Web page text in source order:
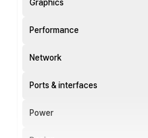
Graphics
Performance
Network
Ports & interfaces
Power